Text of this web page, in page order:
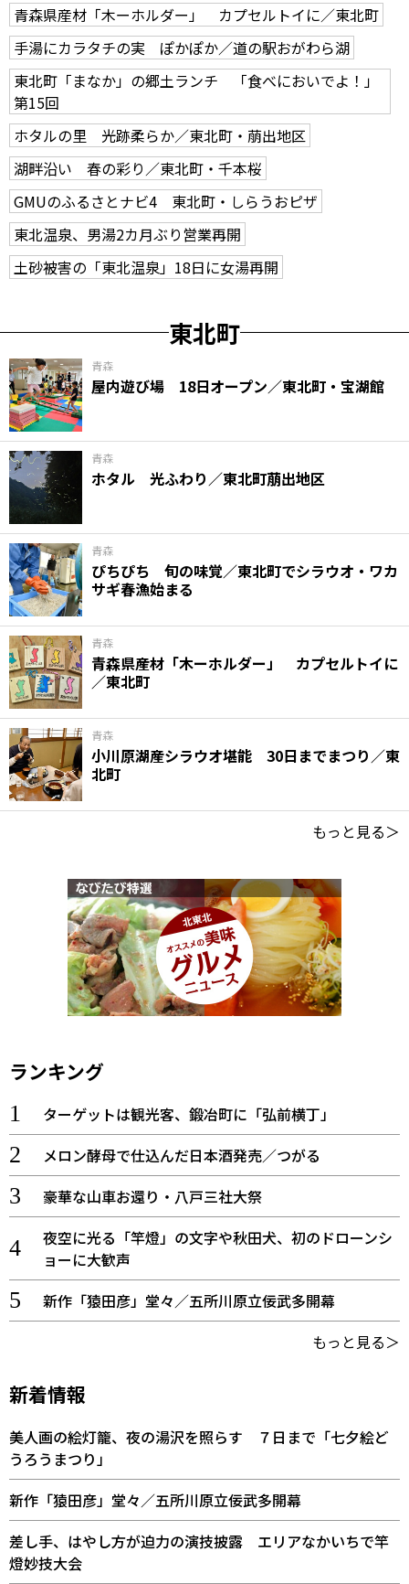
青森県産材「木ーホルダー」 カプセルトイに／東北町
手湯にカラタチの実 ぽかぽか／道の駅おがわら湖
東北町「まなか」の郷土ランチ 「食べにおいでよ！」
第15回
ホタルの里 光跡柔らか／東北町・萠出地区
湖畔沿い 春の彩り／東北町・千本桜
GMUのふるさとナビ4 東北町・しらうおピザ
東北温泉、男湯2カ月ぶり営業再開
土砂被害の「東北温泉」18日に女湯再開
東北町
青森
屋内遊び場 18日オープン／東北町・宝湖館
青森
ホタル 光ふわり／東北町萠出地区
青森
ぴちぴち 旬の味覚／東北町でシラウオ・ワカ
サギ春漁始まる
青森
青森県産材「木ーホルダー」 カプセルトイに
／東北町
青森
小川原湖産シラウオ堪能 30日までまつり／東
北町
もっと見る＞
ランキング
ターゲットは観光客、鍛冶町に「弘前横丁」
メロン酵母で仕込んだ日本酒発売／つがる
豪華な山車お還り・八戸三社大祭
夜空に光る「竿燈」の文字や秋田犬、初のドローンシ
ョーに大歓声
新作「猿田彦」堂々／五所川原立佞武多開幕
もっと見る＞
新着情報
美人画の絵灯籠、夜の湯沢を照らす ７日まで「七夕絵ど
うろうまつり」
新作「猿田彦」堂々／五所川原立佞武多開幕
差し手、はやし方が迫力の演技披露 エリアなかいちで竿
燈妙技大会